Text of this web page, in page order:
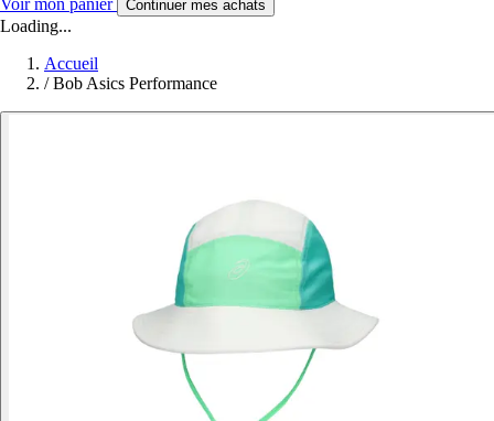
Voir mon panier Continuer mes achats
Loading...
Accueil
/ Bob Asics Performance